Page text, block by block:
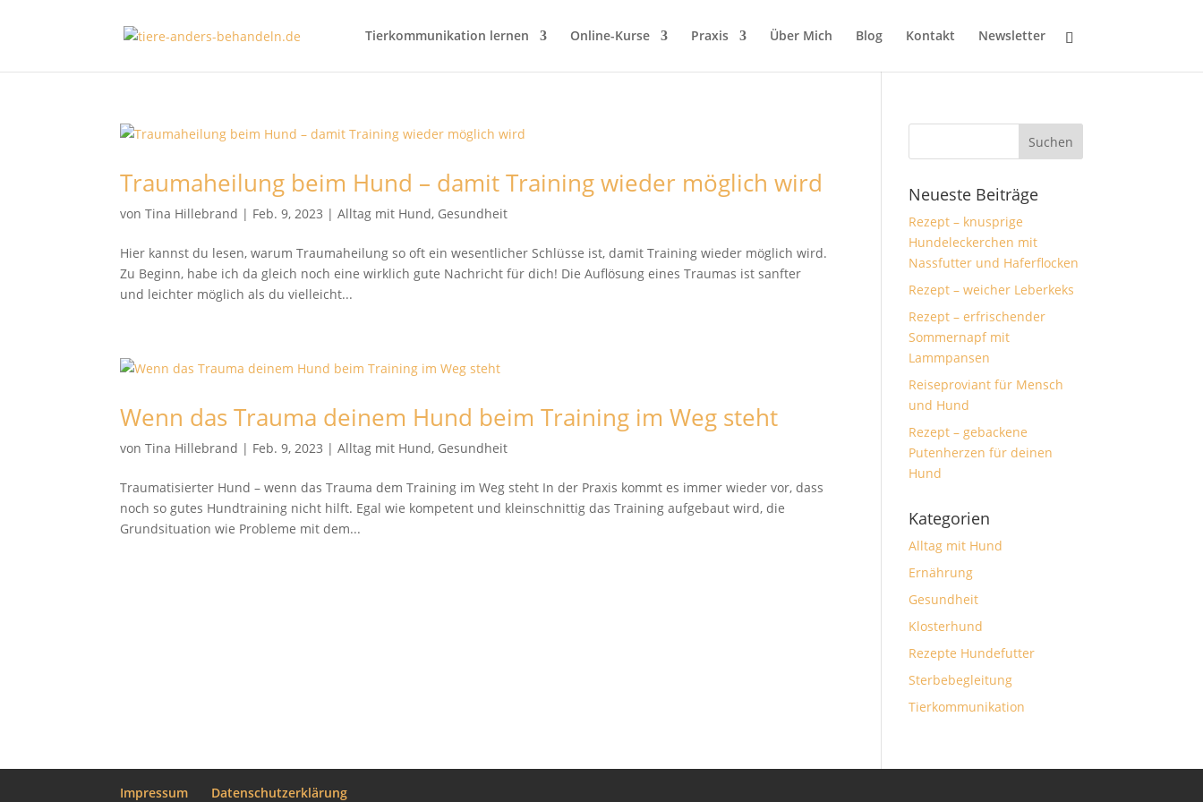
Tierkommunikation lernen Online-Kurse Praxis Über Mich Blog Kontakt Newsletter
Traumaheilung beim Hund – damit Training wieder möglich wird
vonTina Hillebrand | Feb. 9, 2023 |Alltag mit Hund, Gesundheit
Hier kannst du lesen, warum Traumaheilung so oft ein wesentlicher Schlüsse ist, damit Training wieder möglich wird.
Zu Beginn, habe ich da gleich noch eine wirklich gute Nachricht für dich! Die Auflösung eines Traumas ist sanfter
und leichter möglich als du vielleicht...
Wenn das Trauma deinem Hund beim Training im Weg steht
vonTina Hillebrand | Feb. 9, 2023 |Alltag mit Hund, Gesundheit
Traumatisierter Hund – wenn das Trauma dem Training im Weg steht In der Praxis kommt es immer wieder vor, dass
noch so gutes Hundtraining nicht hilft. Egal wie kompetent und kleinschnittig das Training aufgebaut wird, die
Grundsituation wie Probleme mit dem...
Neueste Beiträge
Rezept – knusprige
Hundeleckerchen mit
Nassfutter und Haferflocken
Rezept – weicher Leberkeks
Rezept – erfrischender
Sommernapf mit
Lammpansen
Reiseproviant für Mensch
und Hund
Rezept – gebackene
Putenherzen für deinen
Hund
Kategorien
Alltag mit Hund
Ernährung
Gesundheit
Klosterhund
Rezepte Hundefutter
Sterbebegleitung
Tierkommunikation
Impressum Datenschutzerklärung